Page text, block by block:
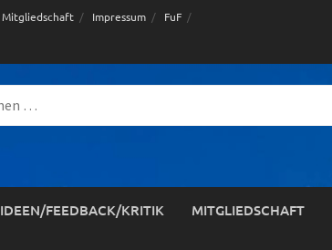
Mitgliedschaft Impressum FuF
IDEEN/FEEDBACK/KRITIK MITGLIEDSCHAFT